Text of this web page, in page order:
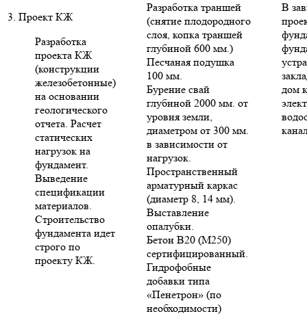
3. Проект КЖ
Разработка
проекта КЖ
(конструкции
железобетонные)
на основании
геологического
отчета. Расчет
статических
нагрузок на
фундамент.
Выведение
спецификации
материалов.
Строительство
фундамента идет
строго по
проекту КЖ.
Разработка траншей
(снятие плодородного
слоя, копка траншей
глубиной 600 мм.)
Песчаная подушка
100 мм.
Бурение свай
глубиной 2000 мм. от
уровня земли,
диаметром от 300 мм.
в зависимости от
нагрузок.
Пространственный
арматурный каркас
(диаметр 8, 14 мм).
Выставление
опалубки.
Бетон В20 (М250)
сертифицированный.
Гидрофобные
добавки типа
«Пенетрон» (по
необходимости)
В
дом